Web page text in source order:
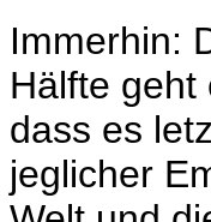
Immerhin:
Hälfte geht
dass es
jeglicher